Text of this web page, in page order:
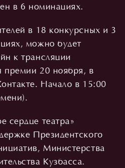
в 6 номинациях.
в 18 конкурсных и 3
можно будет
к трансляции
премии 20 ноября, в
Начало в 15:00
сердце театра»
Президентского
Министерства
Кузбасса.